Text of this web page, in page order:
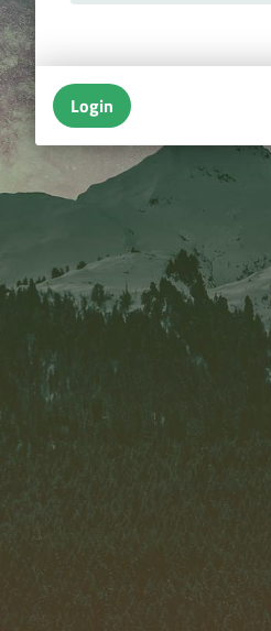
Login